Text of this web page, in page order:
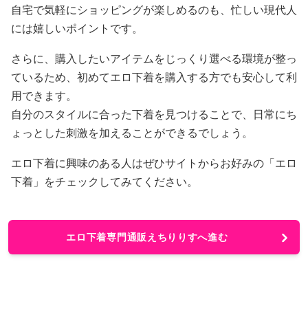
自宅で気軽にショッピングが楽しめるのも、忙しい現代人
には嬉しいポイントです。
さらに、購入したいアイテムをじっくり選べる環境が整っ
ているため、初めてエロ下着を購入する方でも安心して利
用できます。
自分のスタイルに合った下着を見つけることで、日常にち
ょっとした刺激を加えることができるでしょう。
エロ下着に興味のある人はぜひサイトからお好みの「エロ
下着」をチェックしてみてください。
エロ下着専門通販えちりりすへ進む